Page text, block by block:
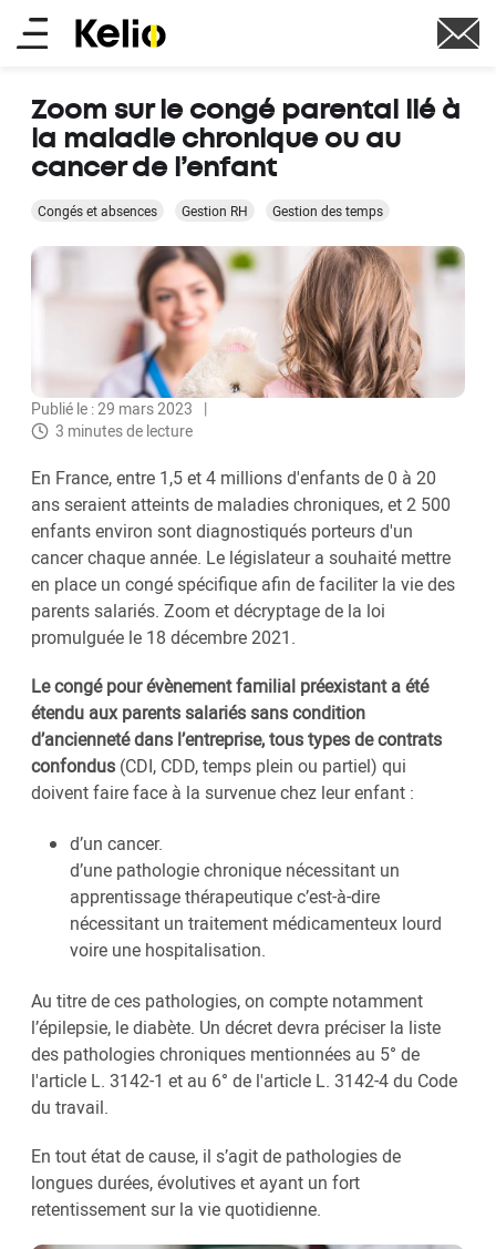
Aller
auMain
Zoom sur le congé parental lié à
la maladie chronique ou au
cancer de l’enfant
Congés et absences Gestion RH Gestion des temps
Publié le : 29 mars 2023
3 minutes de lecture
En France, entre 1,5 et 4 millions d'enfants de 0 à 20
ans seraient atteints de maladies chroniques, et 2 500
enfants environ sont diagnostiqués porteurs d'un
cancer chaque année. Le législateur a souhaité mettre
en place un congé spécifique afin de faciliter la vie des
parents salariés. Zoom et décryptage de la loi
promulguée le 18 décembre 2021.
Le congé pour évènement familial préexistant a été
étendu aux parents salariés sans condition
d’ancienneté dans l’entreprise, tous types de contrats
confondus (CDI, CDD, temps plein ou partiel) qui
doivent faire face à la survenue chez leur enfant :
d’un cancer.
d’une pathologie chronique nécessitant un
apprentissage thérapeutique c’est-à-dire
nécessitant un traitement médicamenteux lourd
voire une hospitalisation.
Au titre de ces pathologies, on compte notamment
l’épilepsie, le diabète. Un décret devra préciser la liste
des pathologies chroniques mentionnées au 5° de
l'article L. 3142-1 et au 6° de l'article L. 3142-4 du Code
du travail.
En tout état de cause, il s’agit de pathologies de
longues durées, évolutives et ayant un fort
retentissement sur la vie quotidienne.